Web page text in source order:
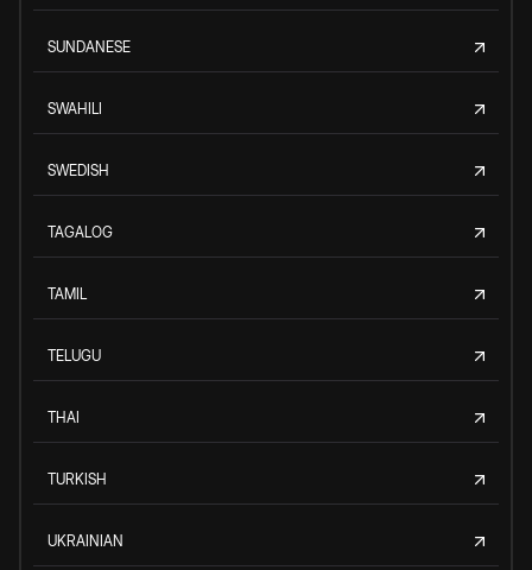
SUNDANESE
SWAHILI
SWEDISH
TAGALOG
TAMIL
TELUGU
THAI
TURKISH
UKRAINIAN